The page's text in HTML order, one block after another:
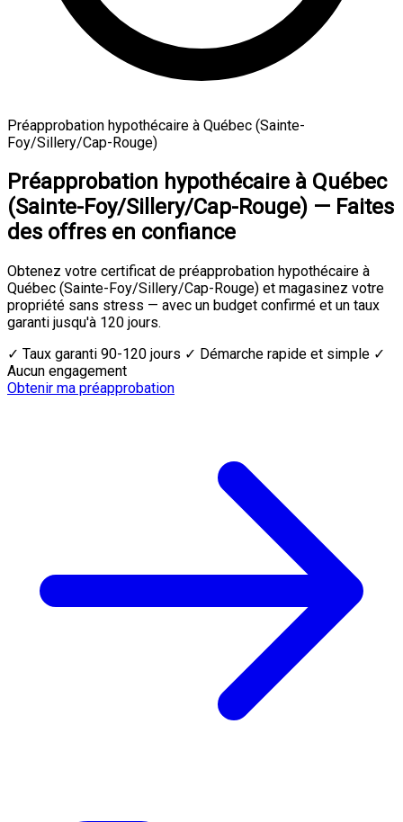
Préapprobation hypothécaire à Québec (Sainte-
Foy/Sillery/Cap-Rouge)
Préapprobation hypothécaire à Québec
(Sainte-Foy/Sillery/Cap-Rouge) — Faites
des offres en confiance
Obtenez votre certificat de préapprobation hypothécaire à
Québec (Sainte-Foy/Sillery/Cap-Rouge) et magasinez votre
propriété sans stress — avec un budget confirmé et un taux
garanti jusqu'à 120 jours.
✓ Taux garanti 90-120 jours ✓ Démarche rapide et simple ✓
Aucun engagement
Obtenir ma préapprobation